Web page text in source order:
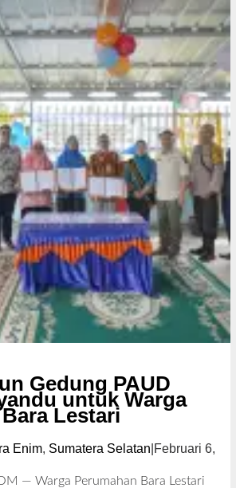
Gedung PAUD
untuk Warga
Lestari
Enim, Sumatera Selatan Februari 6,
— Warga Perumahan Bara Lestari